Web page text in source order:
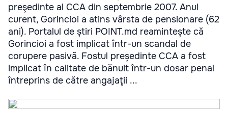
preşedinte al CCA din septembrie 2007. Anul
curent, Gorincioi a atins vârsta de pensionare (62
ani). Portalul de știri POINT.md reamintește că
Gorincioi a fost implicat într-un scandal de
corupere pasivă. Fostul președinte CCA a fost
implicat în calitate de bănuit într-un dosar penal
întreprins de către angajaţii ...